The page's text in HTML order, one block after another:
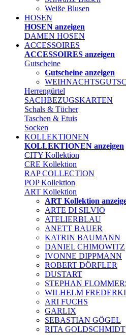
Weiße Blusen
HOSEN
HOSEN anzeigen
DAMEN HOSEN
ACCESSOIRES
ACCESSOIRES anzeigen
Gutscheine
Gutscheine anzeigen
Herrengürtel
SACHBEZUGSKARTEN
Schals & Tücher
Taschen & Etuis
Socken
KOLLEKTIONEN
KOLLEKTIONEN anzeigen
CITY Kollektion
CRE Kollektion
RAP COLLECTION
POP Kollektion
ART Kollektion
ART Kollektion
ARTE DI SILVIO
ATELIERBLAU
ANETT BAUER
KATRIN BAUMANN
DANIEL CHIMOWITZ
IVONNE DIPPMANN
ROBERT DÖRFLER
DUSTART
STEPHAN
WILHELM
ARI FUCHS
GARLIX
SEBASTIAN GÖGEL
RITA GOLDSCHMIDT